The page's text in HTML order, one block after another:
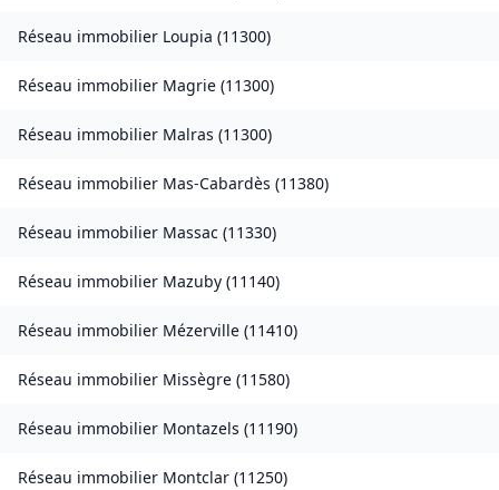
Réseau immobilier Loupia (11300)
Réseau immobilier Magrie (11300)
Réseau immobilier Malras (11300)
Réseau immobilier Mas-Cabardès (11380)
Réseau immobilier Massac (11330)
Réseau immobilier Mazuby (11140)
Réseau immobilier Mézerville (11410)
Réseau immobilier Missègre (11580)
Réseau immobilier Montazels (11190)
Réseau immobilier Montclar (11250)